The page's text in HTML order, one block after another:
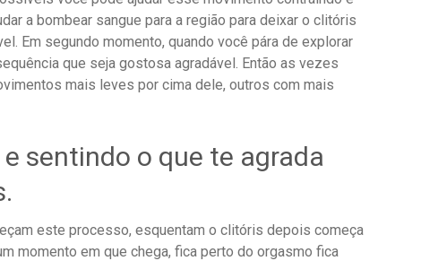
a bombear sangue para a região para deixar o clitóris
Em segundo momento, quando você pára de explorar
que seja gostosa agradável. Então as vezes
mais leves por cima dele, outros com mais
sentindo o que te agrada
este processo, esquentam o clitóris depois começa
momento em que chega, fica perto do orgasmo fica